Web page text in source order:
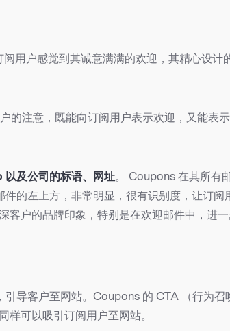
用户感觉到其诚意满满的欢迎，其精心设计
户的注意，既能向订阅用户表示欢迎，又能表
及公司的标语、网址。 Coupons 在其所有
的左上方，非常明显，很有识别度，让订阅
客户的品牌印象，特别是在欢迎邮件中，进
，引导客户至网站。Coupons 的 CTA （行为召
样可以吸引订阅用户至网站。